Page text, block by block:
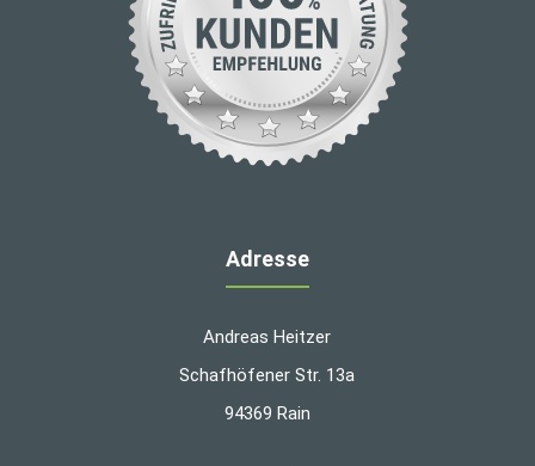
Adresse
Andreas Heitzer
Schafhöfener Str. 13a
94369 Rain